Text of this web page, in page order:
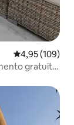
4,95 de uma
4,95 (109)
gratuito.